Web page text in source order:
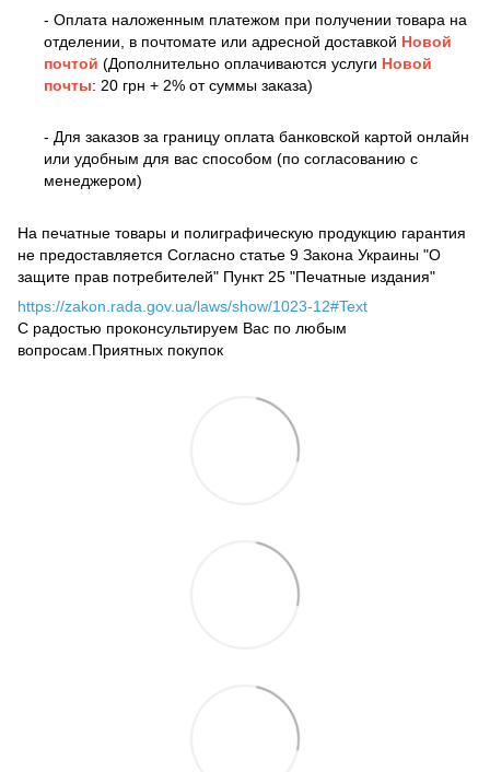
- Оплата наложенным платежом при получении товара на
отделении, в почтомате или адресной доставкой Новой
почтой (Дополнительно оплачиваются услуги Новой
почты: 20 грн + 2% от суммы заказа)
- Для заказов за границу оплата банковской картой онлайн
или удобным для вас способом (по согласованию с
менеджером)
На печатные товары и полиграфическую продукцию гарантия
не предоставляется Согласно статье 9 Закона Украины "О
защите прав потребителей" Пункт 25 "Печатные издания"
https://zakon.rada.gov.ua/laws/show/1023-12#Text
С радостью проконсультируем Вас по любым
вопросам.Приятных покупок